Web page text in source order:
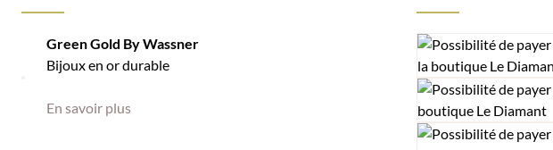
Green Gold By Wassner
Bijoux en or durable
En savoir plus